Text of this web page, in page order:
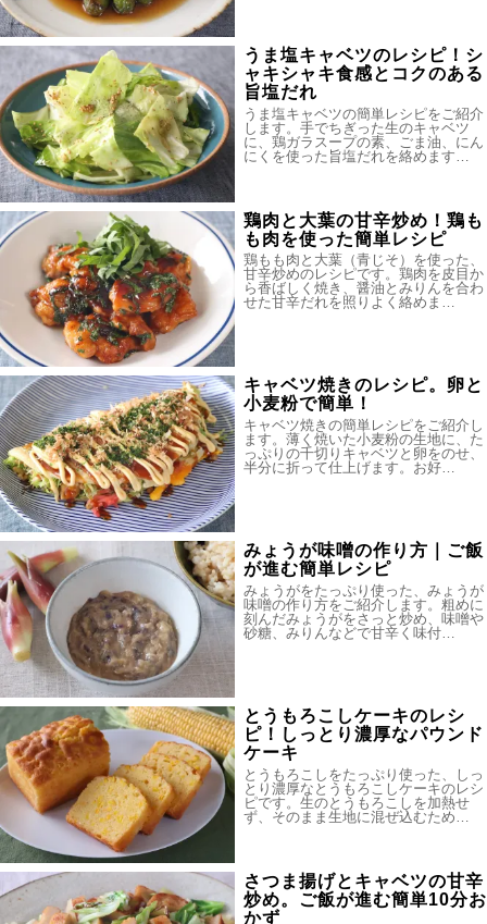
うま塩キャベツのレシピ！シ
ャキシャキ食感とコクのある
旨塩だれ
うま塩キャベツの簡単レシピをご紹介
します。手でちぎった生のキャベツ
に、鶏ガラスープの素、ごま油、にん
にくを使った旨塩だれを絡めます…
鶏肉と大葉の甘辛炒め！鶏も
も肉を使った簡単レシピ
鶏もも肉と大葉（青じそ）を使った、
甘辛炒めのレシピです。鶏肉を皮目か
ら香ばしく焼き、醤油とみりんを合わ
せた甘辛だれを照りよく絡めま…
キャベツ焼きのレシピ。卵と
小麦粉で簡単！
キャベツ焼きの簡単レシピをご紹介し
ます。薄く焼いた小麦粉の生地に、た
っぷりの千切りキャベツと卵をのせ、
半分に折って仕上げます。お好…
みょうが味噌の作り方｜ご飯
が進む簡単レシピ
みょうがをたっぷり使った、みょうが
味噌の作り方をご紹介します。粗めに
刻んだみょうがをさっと炒め、味噌や
砂糖、みりんなどで甘辛く味付…
とうもろこしケーキのレシ
ピ！しっとり濃厚なパウンド
ケーキ
とうもろこしをたっぷり使った、しっ
とり濃厚なとうもろこしケーキのレシ
ピです。生のとうもろこしを加熱せ
ず、そのまま生地に混ぜ込むため…
さつま揚げとキャベツの甘辛
炒め。ご飯が進む簡単10分お
かず